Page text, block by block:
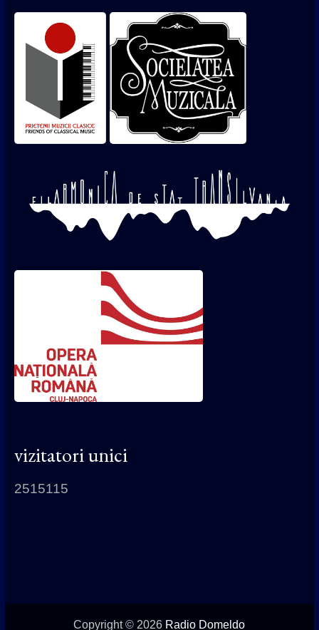
vizitatori unici
2515115
Copyright © 2026 Radio Domeldo